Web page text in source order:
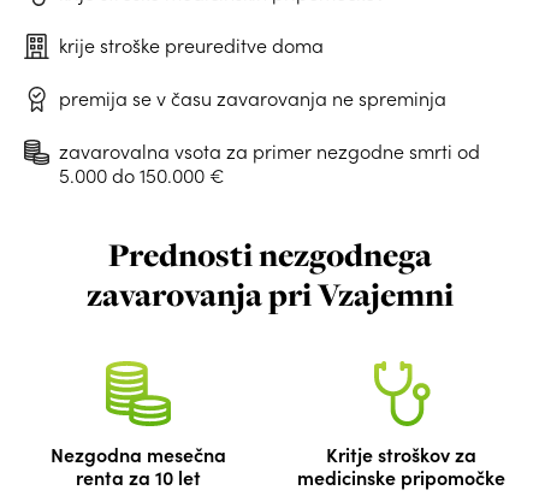
krije stroške preureditve doma
premija se v času zavarovanja ne spreminja
zavarovalna vsota za primer nezgodne smrti od
5.000 do 150.000 €
Prednosti nezgodnega
zavarovanja pri Vzajemni
Nezgodna mesečna
renta za 10 let
Kritje stroškov za
medicinske pripomočke